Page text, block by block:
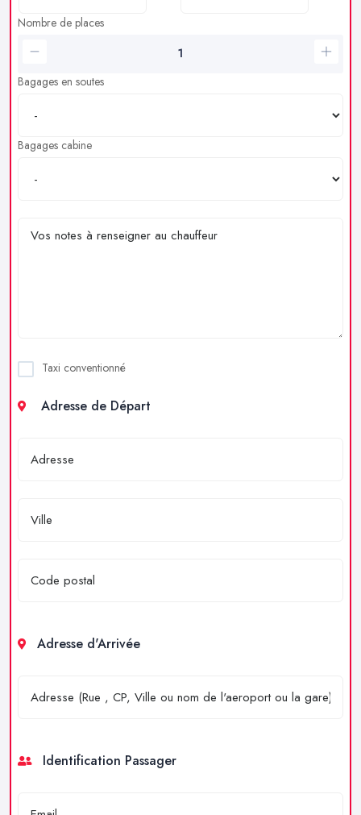
Nombre de places
Bagages en soutes
Bagages cabine
Taxi conventionné
Adresse de Départ
Adresse d'Arrivée
Identification Passager